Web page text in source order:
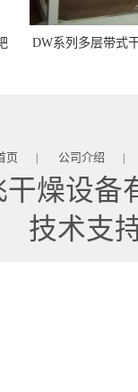
DW系列多层带式
页 | 公司介绍 |
干燥设备
技术支